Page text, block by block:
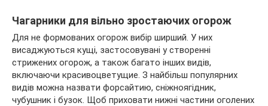
Чагарники для вільно зростаючих огорож
Для не формованих огорож вибір ширший. У них
висаджуються кущі, застосовувані у створенні
стрижених огорож, а також багато інших видів,
включаючи красивоцветущие. З найбільш популярних
видів можна назвати форсайтию, сніжноягідник,
чубушник і бузок. Щоб приховати нижні частини оголених